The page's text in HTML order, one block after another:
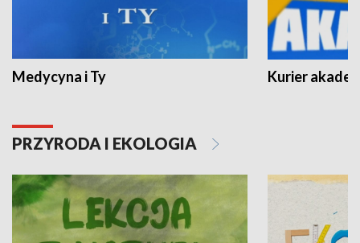
Medycyna i Ty Kurier
PRZYRODA I EKOLOGIA